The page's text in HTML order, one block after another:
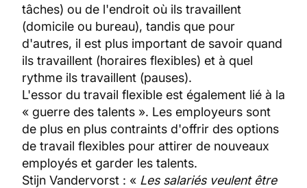
tâches) ou de l'endroit où ils travaillent
(domicile ou bureau), tandis que pour
d'autres, il est plus important de savoir quand
ils travaillent (horaires flexibles) et à quel
rythme ils travaillent (pauses).
L'essor du travail flexible est également lié à la
« guerre des talents ». Les employeurs sont
de plus en plus contraints d'offrir des options
de travail flexibles pour attirer de nouveaux
employés et garder les talents.
Stijn Vandervorst : « Les salariés veulent être